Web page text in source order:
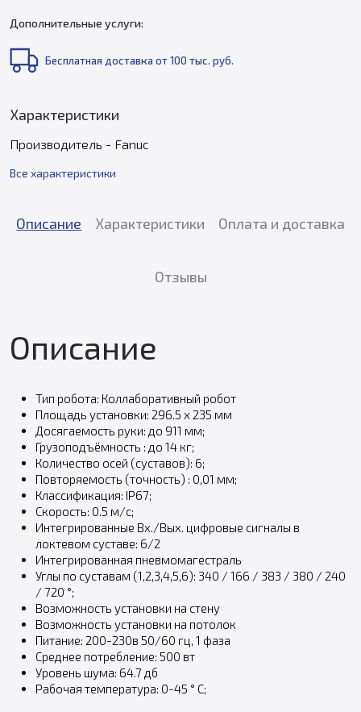
Дополнительные услуги:
Бесплатная доставка от 100 тыс. руб.
Характеристики
Производитель - Fanuc
Все характеристики
Описание Характеристики Оплата и доставка
Отзывы
Описание
Тип робота: Коллаборативный робот
Площадь установки: 296.5 x 235 мм
Досягаемость руки: до 911 мм;
Грузоподъёмность : до 14 кг;
Количество осей (cуставов): 6;
Повторяемость (точность) : 0,01 мм;
Классификация: IP67;
Скорость: 0.5 м/c;
Интегрированные Вх./Вых. цифровые сигналы в
локтевом суставе: 6/2
Интегрированная пневмомагестраль
Углы по суставам (1,2,3,4,5,6): 340 / 166 / 383 / 380 / 240
/ 720 °;
Возможность установки на стену
Возможность установки на потолок
Питание: 200-230в 50/60 гц, 1 фаза
Среднее потребление: 500 вт
Уровень шума: 64.7 дб
Рабочая температура: 0-45 ° C;